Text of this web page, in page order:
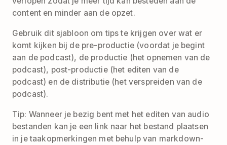
content en minder aan de opzet.
Gebruik dit sjabloon om tips te krijgen over wat er
komt kijken bij de pre-productie (voordat je begint
aan de podcast), de productie (het opnemen van de
podcast), post-productie (het editen van de
podcast) en de distributie (het verspreiden van de
podcast).
Tip: Wanneer je bezig bent met het editen van audio
bestanden kan je een link naar het bestand plaatsen
in je taakopmerkingen met behulp van markdown-